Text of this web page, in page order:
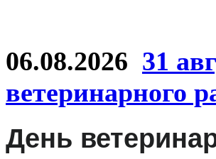
06.08.2026 31
ветеринарного
День